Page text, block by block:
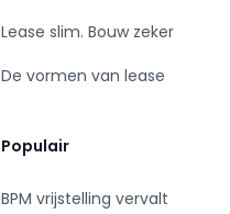
Lease slim. Bouw zeker
De vormen van lease
Populair
BPM vrijstelling vervalt